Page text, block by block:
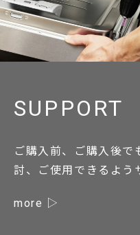
SUPPORT
ご購入前、ご購入後
討、ご使用できるよう
more